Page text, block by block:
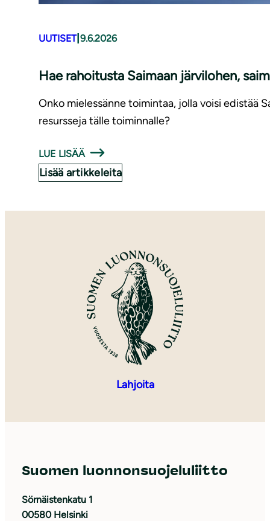
UUTISET| 9.6.2026
Hae rahoitusta Saimaan järvilohen,
Onko mielessänne toimintaa, jolla voisi edistää
resursseja tälle toiminnalle?
LUE LISÄÄ
Lisää artikkeleita
Lahjoita
Suomen luonnonsuojeluliitto
Sörnäistenkatu 1
00580 Helsinki